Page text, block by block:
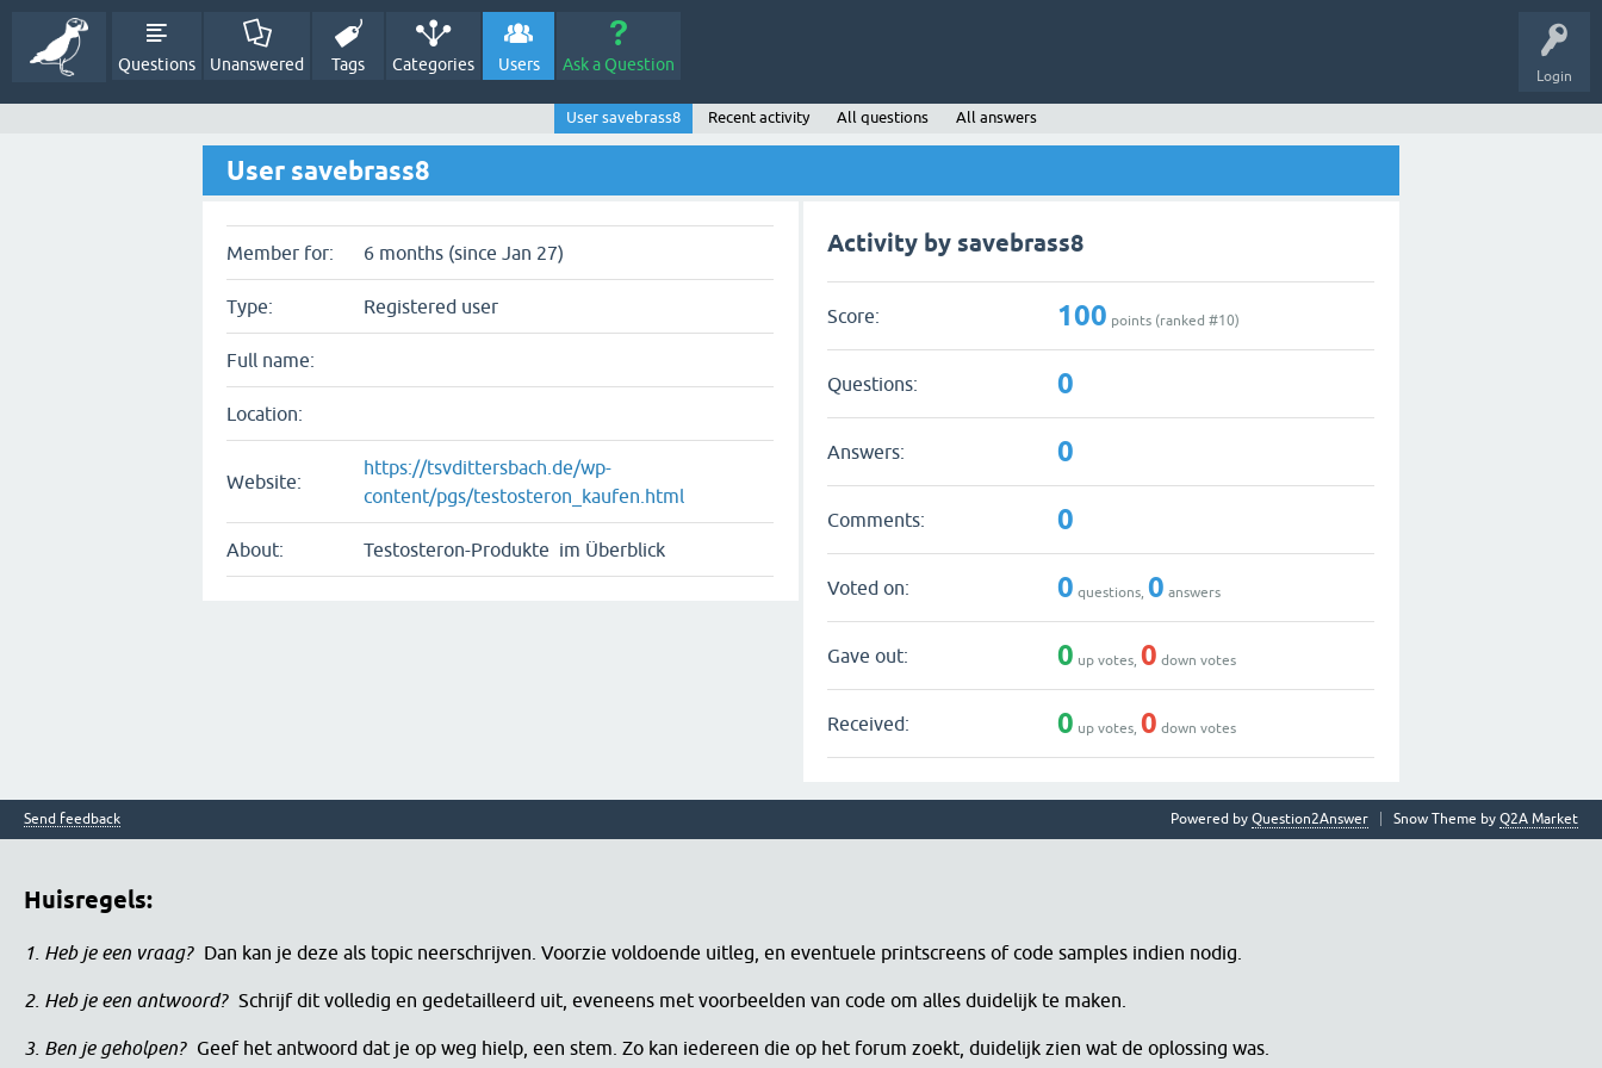
Login
Questions Unanswered Tags Categories Users Ask a Question
User savebrass8 Recent activity All questions All answers
User savebrass8
Member for: 6 months (since Jan 27)
Type: Registered user
Full name:
Location:
Website:
https://tsvdittersbach.de/wp-
content/pgs/testosteron_kaufen.html
About: Testosteron-Produkte im Überblick
Activity by savebrass8
Score: 100 points (ranked #10)
Questions: 0
Answers: 0
Comments: 0
Voted on: 0 questions,0 answers
Gave out: 0 up votes,0 down votes
Received: 0 up votes,0 down votes
Send feedback Snow Theme by Q2A Market
Powered by Question2Answer
Huisregels:
1. Heb je een vraag? Dan kan je deze als topic neerschrijven. Voorzie voldoende uitleg, en eventuele printscreens of code samples indien nodig.
2. Heb je een antwoord? Schrijf dit volledig en gedetailleerd uit, eveneens met voorbeelden van code om alles duidelijk te maken.
3. Ben je geholpen? Geef het antwoord dat je op weg hielp, een stem. Zo kan iedereen die op het forum zoekt, duidelijk zien wat de oplossing was.